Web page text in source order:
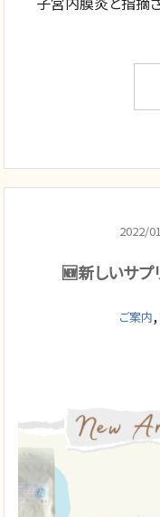
2022/
🆕新しいサプ
ご案内,